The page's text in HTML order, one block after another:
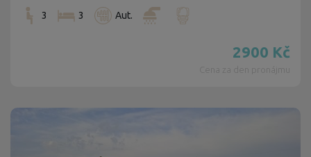
3 3 Aut.
2900 Kč
Cena za den pronájmu